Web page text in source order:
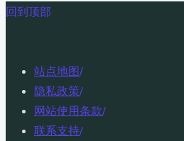
回到顶部
站点地图/
隐私政策/
网站使用条款/
联系支持/